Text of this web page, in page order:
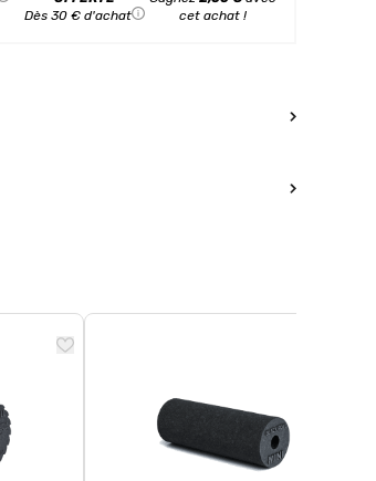
Dès 30 € d'achat
cet achat !